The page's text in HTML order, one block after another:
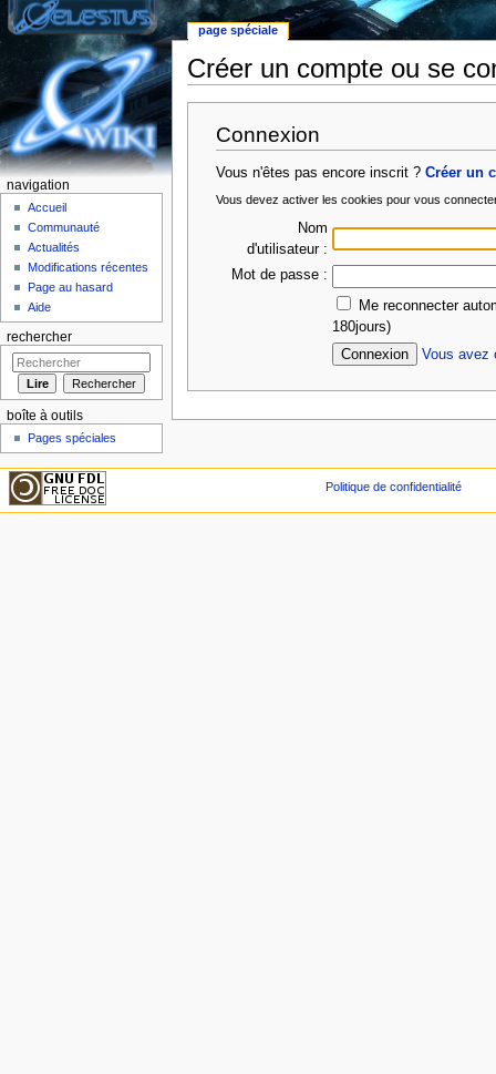
Créer un compte ou se
Connexion
Vous n'êtes pas encore inscrit ?Créer un
Vous devez activer les cookies pour vous
Nom
d'utilisateur :
Mot de passe :
Me reconnecter
180jours)
Vous avez
page spéciale
navigation
Accueil
Communauté
Actualités
Modifications récentes
Page au hasard
Aide
rechercher
boîte à outils
Pages spéciales
Politique de confidentialité